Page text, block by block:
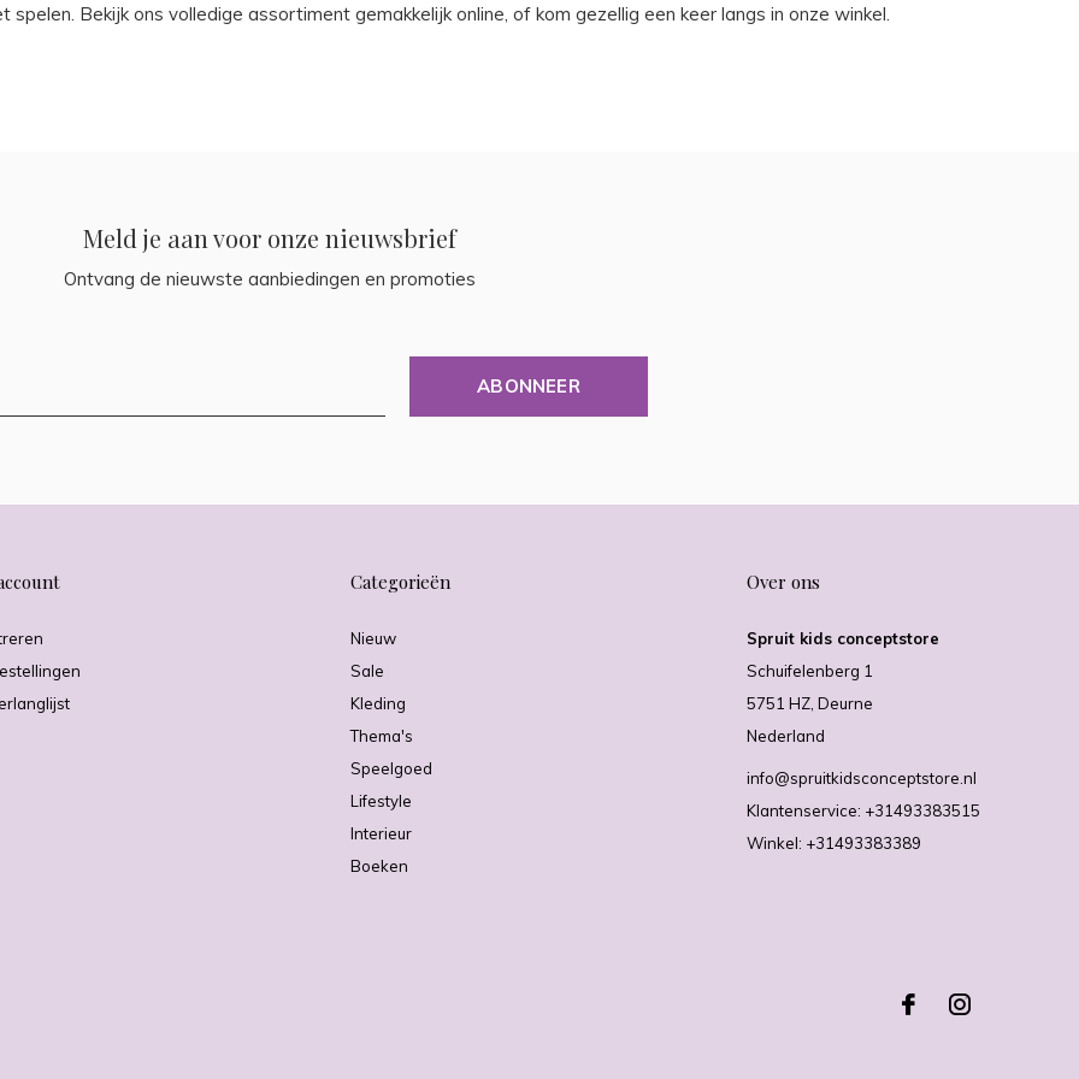
spelen. Bekijk ons volledige assortiment gemakkelijk online, of kom gezellig een keer langs in onze winkel.
Meld je aan voor onze nieuwsbrief
Ontvang de nieuwste aanbiedingen en promoties
ABONNEER
Categorieën
Nieuw
Sale
Kleding
Thema's
Speelgoed
Lifestyle
Interieur
Boeken
Over ons
Spruit kids conceptstore
Schuifelenberg 1
5751 HZ, Deurne
Nederland
info@spruitkidsconceptstore.nl
Klantenservice: +31493383515
Winkel: +31493383389